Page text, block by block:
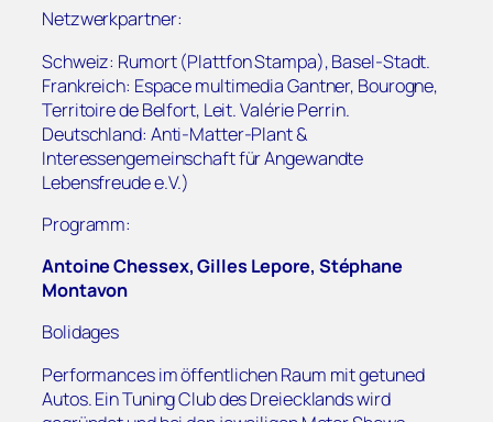
Netzwerkpartner:
Schweiz: Rumort (Plattfon Stampa), Basel-Stadt.
Frankreich: Espace multimedia Gantner, Bourogne,
Territoire de Belfort, Leit. Valérie Perrin.
Deutschland: Anti-Matter-Plant &
Interessengemeinschaft für Angewandte
Lebensfreude e.V.)
Programm:
Antoine Chessex, Gilles Lepore, Stéphane
Montavon
Bolidages
Performances im öffentlichen Raum mit getuned
Autos. Ein Tuning Club des Dreiecklands wird